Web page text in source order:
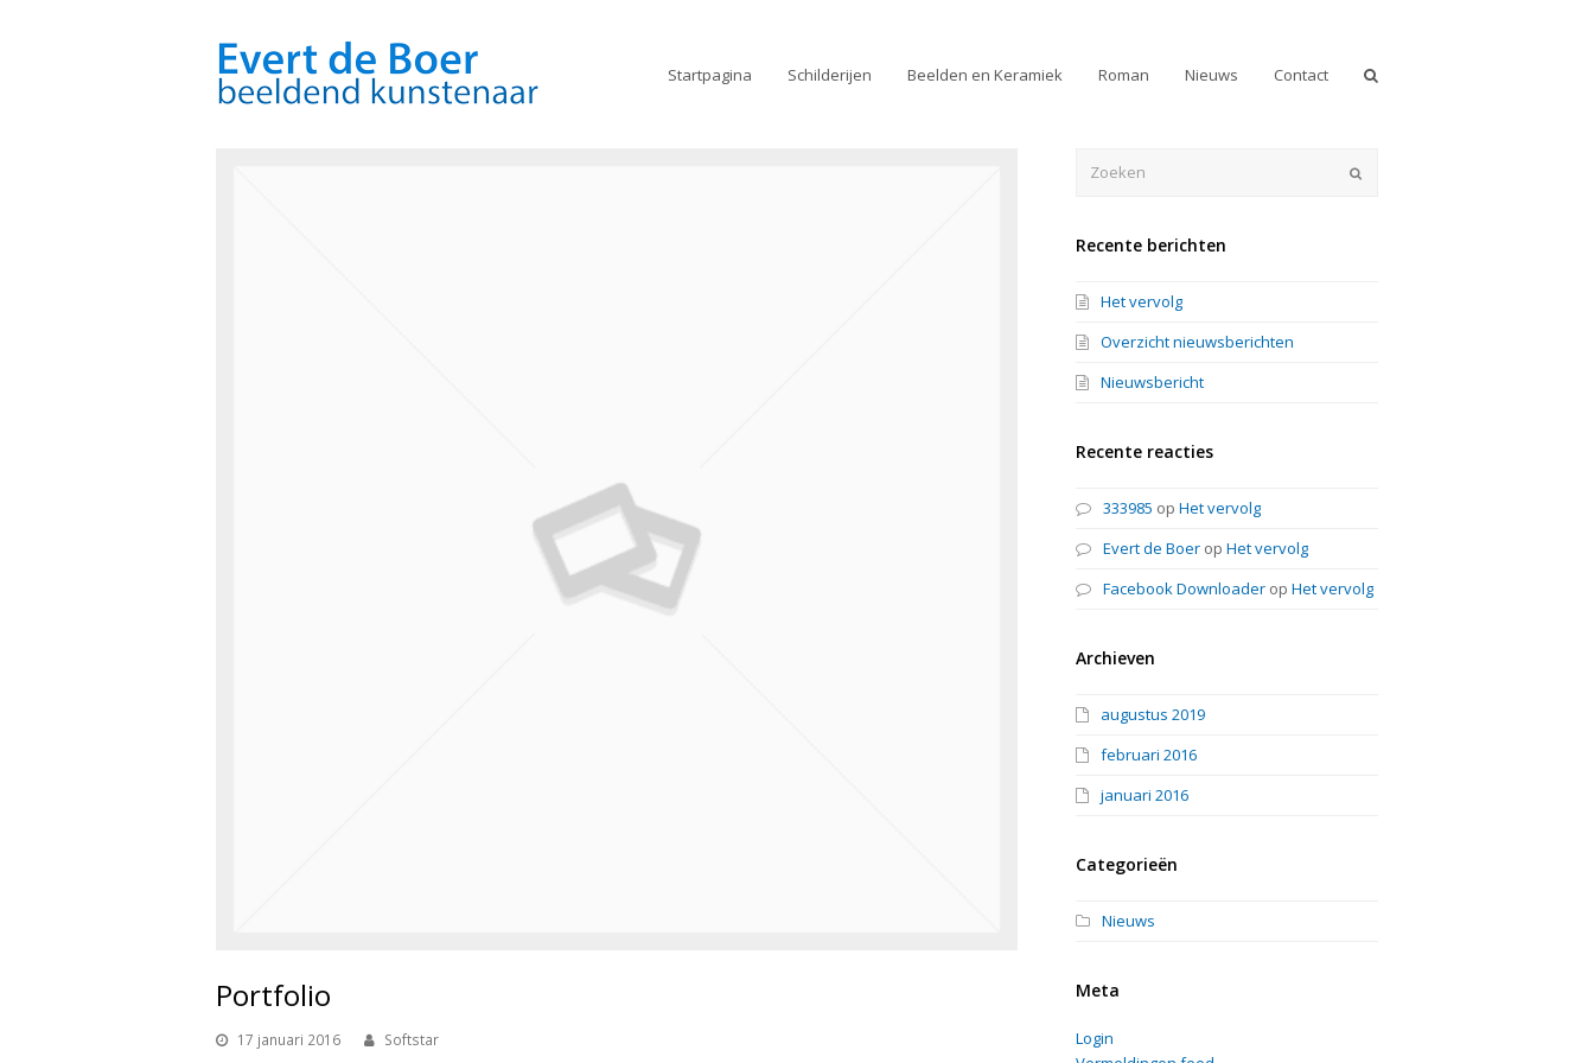
Startpagina Schilderijen Beelden en Keramiek Roman Nieuws Contact
Portfolio
17 januari 2016 Softstar
Recente berichten
Het vervolg
Overzicht nieuwsberichten
Nieuwsbericht
Recente reacties
333985 opHet vervolg
Evert de Boer opHet vervolg
Facebook Downloader opHet vervolg
Archieven
augustus 2019
februari 2016
januari 2016
Categorieën
Nieuws
Meta
Login